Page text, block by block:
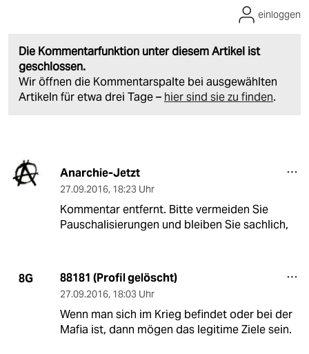
Die Kommentarfunktion unter diesem Artikel ist
geschlossen.
Wir öffnen die Kommentarspalte bei ausgewählten
Artikeln für etwa drei Tage – hier sind sie zu finden.
einloggen
Anarchie-Jetzt
27.09.2016, 18:23 Uhr
Kommentar entfernt. Bitte vermeiden Sie
Pauschalisierungen und bleiben Sie sachlich,
8G 88181 (Profil gelöscht)
27.09.2016, 18:03 Uhr
Wenn man sich im Krieg befindet oder bei der
Mafia ist, dann mögen das legitime Ziele sein.